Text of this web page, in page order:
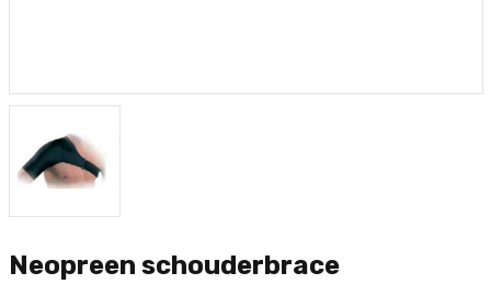
Neopreen schouderbrace